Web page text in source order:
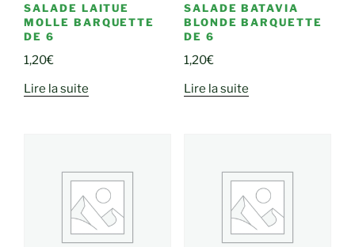
SALADE LAITUE
MOLLE BARQUETTE
DE 6
1,20€
Lire la suite
SALADE BATAVIA
BLONDE BARQUETTE
DE 6
1,20€
Lire la suite